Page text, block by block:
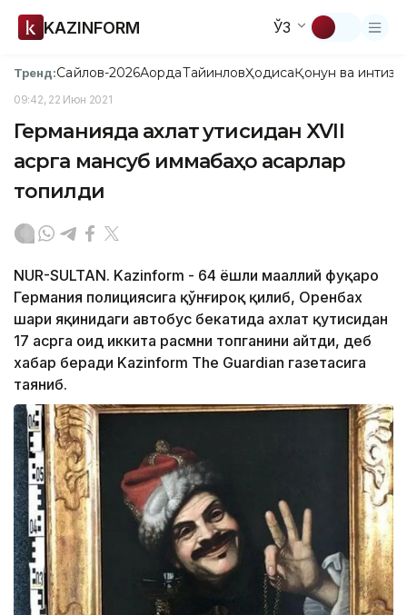
KAZINFORM ЎЗ
Тренд:Сайлов-2026АқордаТайинловҲодисаҚонун ва
09:42, 22 Июн 2021
Германияда ахлат қутисидан XVII
асрга мансуб қиммабаҳо асарлар
топилди
NUR-SULTAN. Kazinform - 64 ёшли маҳаллий фуқаро
Германия полициясига қўнғироқ қилиб, Оренбах
шаҳри яқинидаги автобус бекатида ахлат қутисидан
17 асрга оид иккита расмни топганини айтди, деб
хабар беради Kazinform Тhе Guardian газетасига
таяниб.